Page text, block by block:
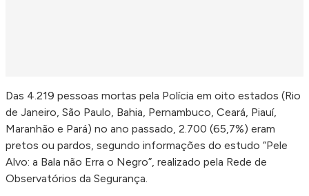
Das 4.219 pessoas mortas pela Polícia em oito estados (Rio
de Janeiro, São Paulo, Bahia, Pernambuco, Ceará, Piauí,
Maranhão e Pará) no ano passado, 2.700 (65,7%) eram
pretos ou pardos, segundo informações do estudo “Pele
Alvo: a Bala não Erra o Negro”, realizado pela Rede de
Observatórios da Segurança.